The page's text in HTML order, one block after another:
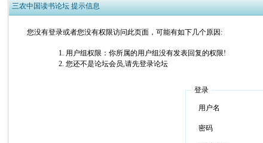
三农中国读书论坛 提示信息
您没有登录或者您没有权限访问此页面，可能有如下几个原因:
用户组权限：你所属的用户组没有发表回复的权限!
您还不是论坛会员,请先登录论坛
登录
用户名
密码